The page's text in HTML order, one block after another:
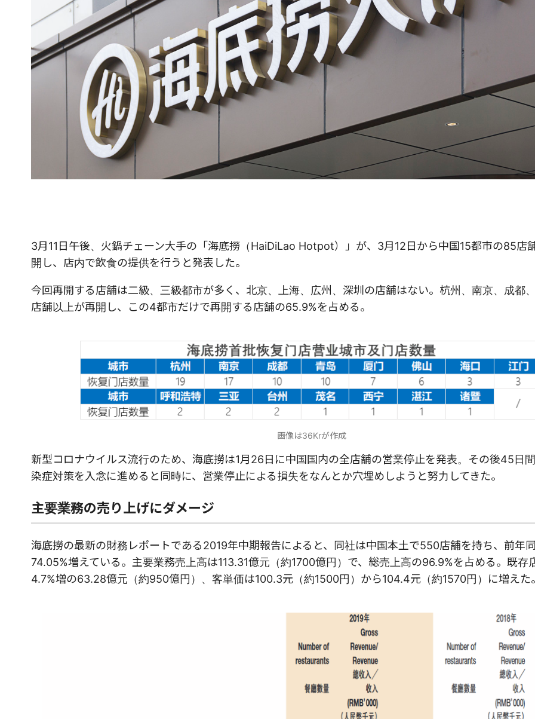
3月11日午後、火鍋チェーン大手の「海底撈（HaiDiLao Hotpot）」が、3月12日から中国15都市の85店
開し、店内で飲食の提供を行うと発表した。
今回再開する店舗は二級、三級都市が多く、北京、上海、広州、深圳の店舗はない。杭州、南京、成都
店舗以上が再開し、この4都市だけで再開する店舗の65.9%を占める。
画像は36Krが作成
新型コロナウイルス流行のため、海底撈は1月26日に中国国内の全店舗の営業停止を発表。その後45日
染症対策を入念に進めると同時に、営業停止による損失をなんとか穴埋めしようと努力してきた。
主要業務の売り上げにダメージ
海底撈の最新の財務レポートである2019年中期報告によると、同社は中国本土で550店舗を持ち、前年
74.05%増えている。主要業務売上高は113.31億元（約1700億円）で、総売上高の96.9%を占める。既存
4.7%増の63.28億元（約950億円）、客単価は100.3元（約1500円）から104.4元（約1570円）に増えた